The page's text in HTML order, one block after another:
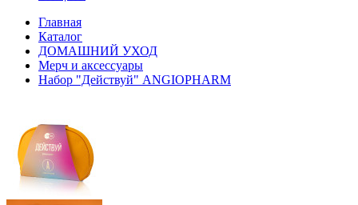
Главная
Каталог
ДОМАШНИЙ УХОД
Мерч и аксессуары
Набор "Действуй" ANGIOPHARM